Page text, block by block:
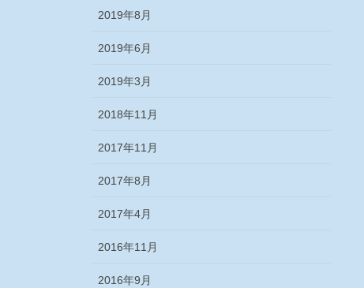
2019年8月
2019年6月
2019年3月
2018年11月
2017年11月
2017年8月
2017年4月
2016年11月
2016年9月